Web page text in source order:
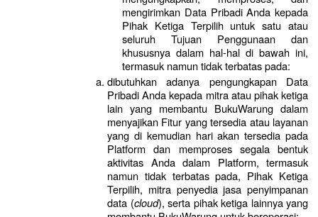
mengirimkan Data Pribadi Anda kepada
Pihak Ketiga Terpilih untuk satu atau
seluruh Tujuan Penggunaan dan
khususnya dalam hal-hal di bawah ini,
termasuk namun tidak terbatas pada:
dibutuhkan adanya pengungkapan Data
Pribadi Anda kepada mitra atau pihak ketiga
lain yang membantu BukuWarung dalam
menyajikan Fitur yang tersedia atau layanan
yang di kemudian hari akan tersedia pada
Platform dan memproses segala bentuk
aktivitas Anda dalam Platform, termasuk
namun tidak terbatas pada, Pihak Ketiga
Terpilih, mitra penyedia jasa penyimpanan
data (cloud), serta pihak ketiga lainnya yang